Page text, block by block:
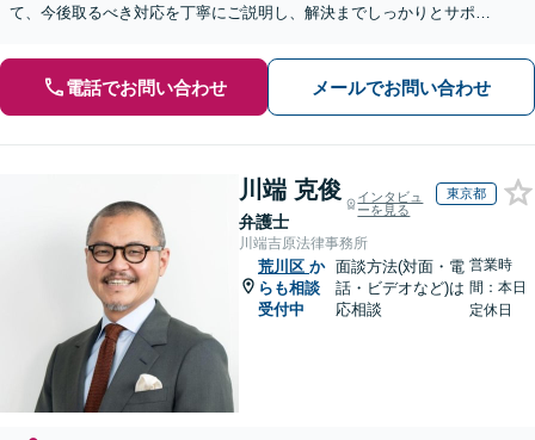
て、今後取るべき対応を丁寧にご説明し、解決までしっかりとサポー
電話でお問い合わせ メールでお問い合わせ
川端 克俊
弁護士
インタビュ
ーを見る
東京都
川端吉原法律事務所
荒川区 か
らも相談
受付中
面談方法(対面・電
話・ビデオなど)は
応相談
営業時
間：本日
定休日